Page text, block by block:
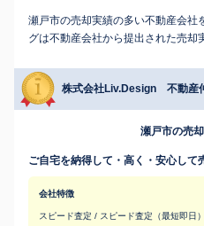
瀬戸市の売却実績の多い不動産会社
グは不動産会社から提出された売却
株式会社Liv.Design 不動産
瀬戸市の売
ご自宅を納得して・高く・安心して
会社特徴
スピード査定 / スピード査定（最短即日